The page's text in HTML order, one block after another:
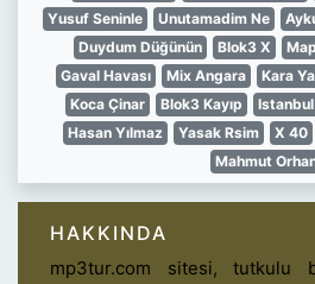
Yusuf Seninle
Unutamadim Ne
Duydum Düğünün
Blok3 X
Gaval Havası
Mix Angara Kara
Koca Çinar
Blok3 Kayıp
Hasan Yılmaz
Yasak Rsim X 40
Mahmut
HAKKINDA
mp3tur.com sitesi, tutkulu